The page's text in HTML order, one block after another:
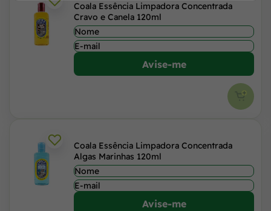
Coala Essência Limpadora Concentrada
Cravo e Canela 120ml
Avise-me
Coala Essência Limpadora Concentrada
Algas Marinhas 120ml
Avise-me